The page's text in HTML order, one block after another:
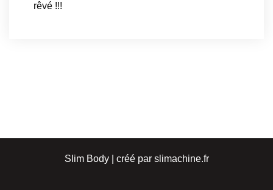
rêvé !!!
Slim Body | créé par slimachine.fr